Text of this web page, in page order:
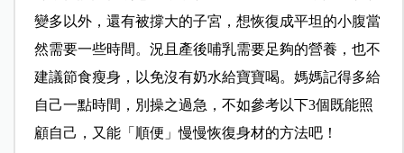
變多以外，還有被撐大的子宮，想恢復成平坦的小腹當
然需要一些時間。況且產後哺乳需要足夠的營養，也不
建議節食瘦身，以免沒有奶水給寶寶喝。媽媽記得多給
自己一點時間，別操之過急，不如參考以下3個既能照
顧自己，又能「順便」慢慢恢復身材的方法吧！